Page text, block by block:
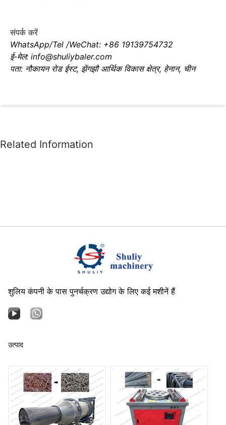
संपर्क करें
WhatsApp/Tel /WeChat: +86 19139754732
ई-मेल: info@shuliybaler.com
पता: नौकायन रोड ईस्ट, झेंगझौ आर्थिक विकास क्षेत्र, हेनान, चीन
शुलिय कंपनी के पास पुनर्चक्रण उद्योग के लिए कई मशीनें हैं
उत्पाद